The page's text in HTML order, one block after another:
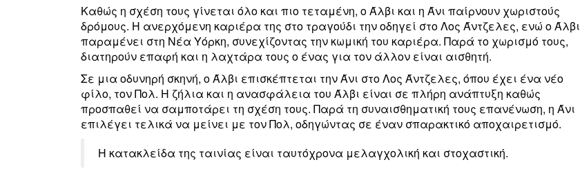
Καθώς η σχέση τους γίνεται όλο και πιο τεταμένη, ο Άλβι και η Άνι παίρνουν χωριστούς
δρόμους. Η ανερχόμενη καριέρα της στο τραγούδι την οδηγεί στο Λος Άντζελες, ενώ ο Άλβι
παραμένει στη Νέα Υόρκη, συνεχίζοντας την κωμική του καριέρα. Παρά το χωρισμό τους,
διατηρούν επαφή και η λαχτάρα τους ο ένας για τον άλλον είναι αισθητή.
Σε μια οδυνηρή σκηνή, ο Άλβι επισκέπτεται την Άνι στο Λος Άντζελες, όπου έχει ένα νέο
φίλο, τον Πολ. Η ζήλια και η ανασφάλεια του Άλβι είναι σε πλήρη ανάπτυξη καθώς
προσπαθεί να σαμποτάρει τη σχέση τους. Παρά τη συναισθηματική τους επανένωση, η Άνι
επιλέγει τελικά να μείνει με τον Πολ, οδηγώντας σε έναν σπαρακτικό αποχαιρετισμό.
Η κατακλείδα της ταινίας είναι ταυτόχρονα μελαγχολική και στοχαστική.